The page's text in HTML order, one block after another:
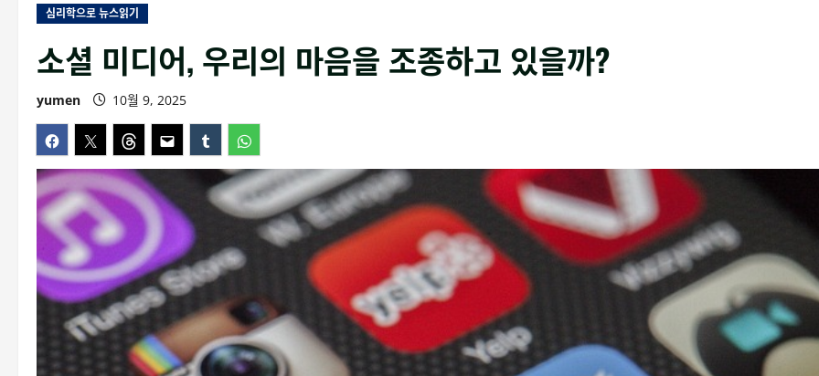
심리학으로 뉴스읽기
소셜 미디어, 우리의 마음을 조종하고 있을까?
yumen 10월 9, 2025